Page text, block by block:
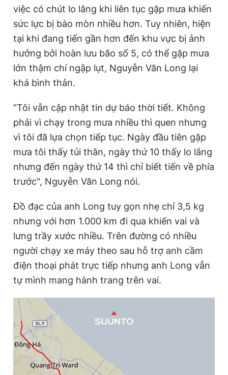
việc có chút lo lắng khi liên tục gặp mưa khiến
sức lực bị bào mòn nhiều hơn. Tuy nhiên, hiện
tại khi đang tiến gần hơn đến khu vực bị ảnh
hưởng bởi hoàn lưu bão số 5, có thể gặp mưa
lớn thậm chí ngập lụt, Nguyễn Văn Long lại
khá bình thản.
"Tôi vẫn cập nhật tin dự báo thời tiết. Không
phải vì chạy trong mưa nhiều thì quen nhưng
vì tôi đã lựa chọn tiếp tục. Ngày đầu tiên gặp
mưa tôi thấy tủi thân, ngày thứ 10 thấy lo lắng
nhưng đến ngày thứ 14 thì chỉ biết tiến về phía
trước", Nguyễn Văn Long nói.
Đồ đạc của anh Long tuy gọn nhẹ chỉ 3,5 kg
nhưng với hơn 1.000 km đi qua khiến vai và
lưng trầy xước nhiều. Trên đường có nhiều
người chạy xe máy theo sau hỗ trợ anh cầm
điện thoại phát trực tiếp nhưng anh Long vẫn
tự mình mang hành trang trên vai.